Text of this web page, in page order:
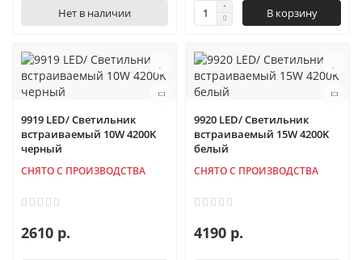
Нет в наличии В корзину
9919 LED/ Светильник
встраиваемый 10W 4200K
черный
СНЯТО С ПРОИЗВОДСТВА
2610 р.
9920 LED/ Светильник
встраиваемый 15W 4200K
белый
СНЯТО С ПРОИЗВОДСТВА
4190 р.